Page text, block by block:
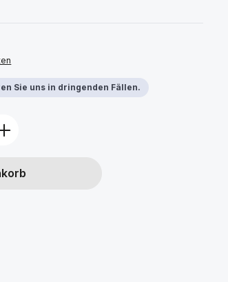
Sie uns in dringenden Fällen.
den gewünschten Wert